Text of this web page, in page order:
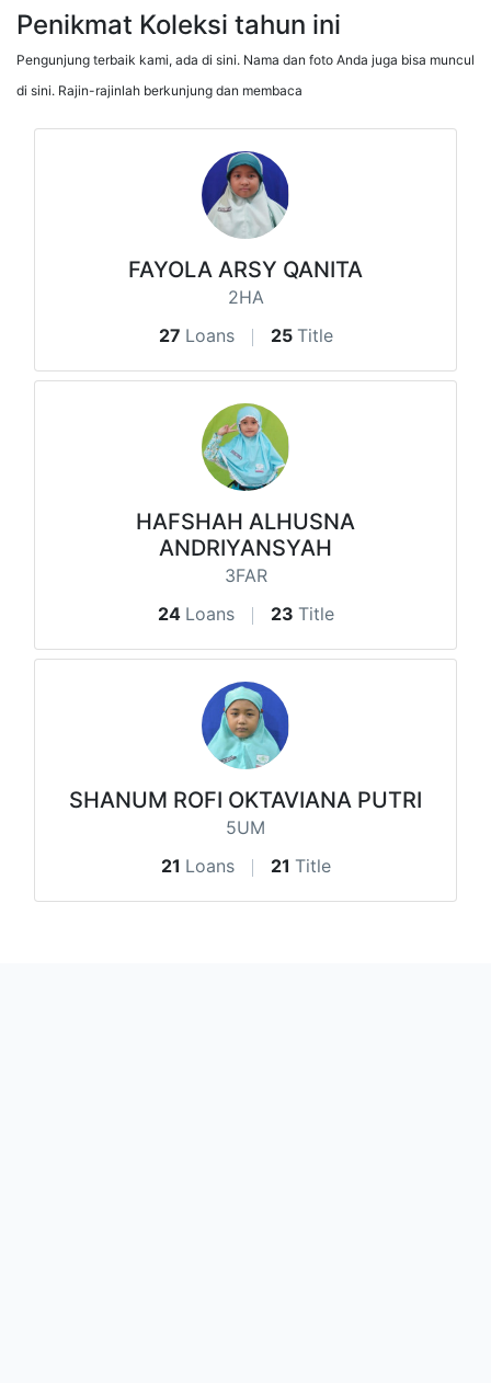
Penikmat Koleksi tahun ini
Pengunjung terbaik kami, ada di sini. Nama dan foto Anda juga bisa muncul
di sini. Rajin-rajinlah berkunjung dan membaca
FAYOLA ARSY QANITA
2HA
27 Loans 25 Title
HAFSHAH ALHUSNA
ANDRIYANSYAH
3FAR
24 Loans 23 Title
SHANUM ROFI OKTAVIANA PUTRI
5UM
21 Loans 21 Title